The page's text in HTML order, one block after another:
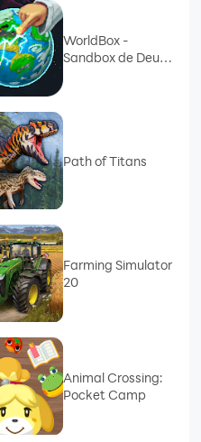
WorldBox -
Sandbox de Deus
Path of Titans
Farming Simulator
20
Animal Crossing:
Pocket Camp